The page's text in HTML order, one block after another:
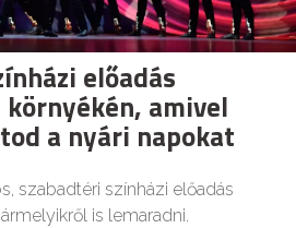
előadás
amivel
a nyári napokat
szabadtéri színházi előadás
is lemaradni.